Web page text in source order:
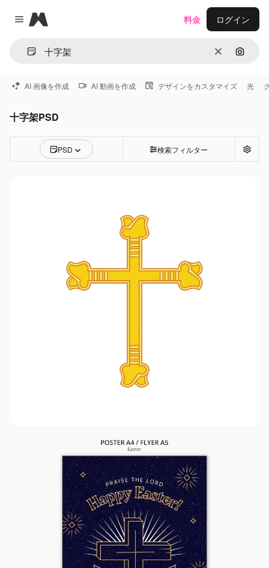
Close menu
Magnific
消去 画像で
料金 ログイン
AI 画像を作成 AI 動画を作成 デザインをカスタマイズ 光
十字架PSD
PSD 検索フィルター